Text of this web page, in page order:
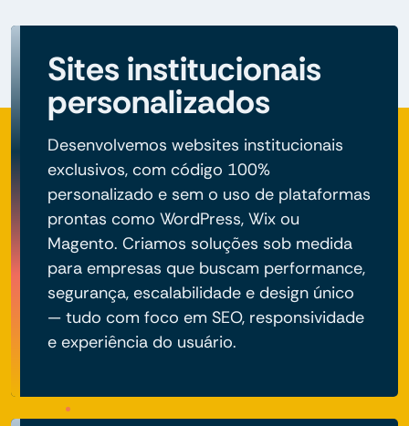
Sites institucionais
personalizados
Desenvolvemos websites institucionais
exclusivos, com código 100%
personalizado e sem o uso de plataformas
prontas como WordPress, Wix ou
Magento. Criamos soluções sob medida
para empresas que buscam performance,
segurança, escalabilidade e design único
— tudo com foco em SEO, responsividade
e experiência do usuário.